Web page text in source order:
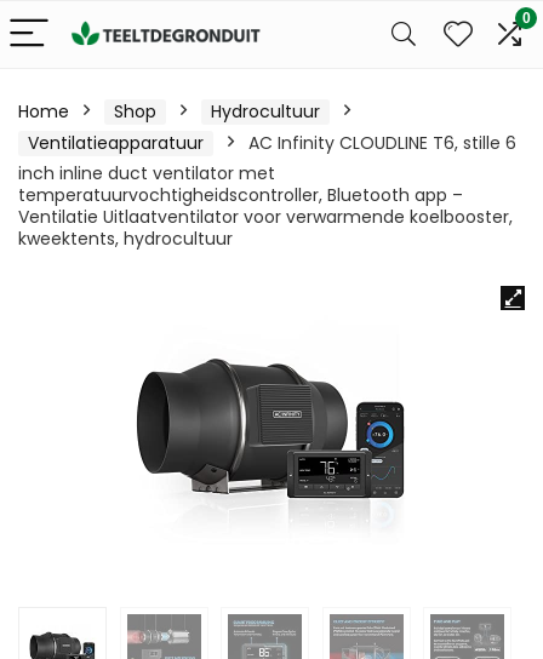
0
Home Shop
Hydrocultuur
Ventilatieapparatuur
AC Infinity CLOUDLINE T6, stille 6
inch inline duct ventilator met
temperatuurvochtigheidscontroller, Bluetooth app –
Ventilatie Uitlaatventilator voor verwarmende koelbooster,
kweektents, hydrocultuur